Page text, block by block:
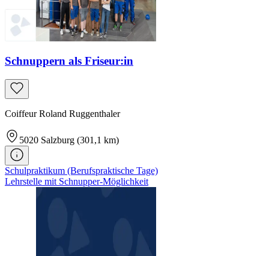
Schnuppern als Friseur:in
Coiffeur Roland Ruggenthaler
5020 Salzburg (301,1 km)
Schulpraktikum (Berufspraktische Tage)
Lehrstelle mit Schnupper-Möglichkeit